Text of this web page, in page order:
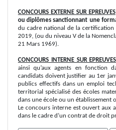
CONCOURS EXTERNE SUR EPREUVES
ou diplômes sanctionnant une
du cadre national de la certification
2019, (ou du niveau V de la
21 Mars 1969).
CONCOURS INTERNE SUR EPREUVES
ainsi qu’aux agents en fonction
candidats doivent justifier au 1er
publics effectifs dans un emploi
territorial spécialisé des écoles
dans une école ou un établissement
Le concours interne est ouvert aux
dans le cadre d’un contrat de droit